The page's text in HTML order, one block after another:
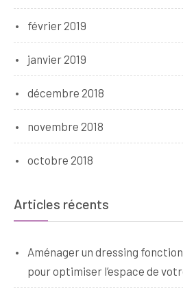
février 2019
janvier 2019
décembre 2018
novembre 2018
octobre 2018
Articles récents
Aménager un dressing
pour optimiser l’espace de